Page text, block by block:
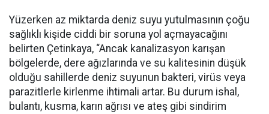
Yüzerken az miktarda deniz suyu yutulmasının çoğu
sağlıklı kişide ciddi bir soruna yol açmayacağını
belirten Çetinkaya, “Ancak kanalizasyon karışan
bölgelerde, dere ağızlarında ve su kalitesinin düşük
olduğu sahillerde deniz suyunun bakteri, virüs veya
parazitlerle kirlenme ihtimali artar. Bu durum ishal,
bulantı, kusma, karın ağrısı ve ateş gibi sindirim